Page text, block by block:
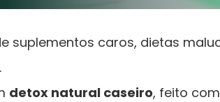
suplementos caros, dietas
detox natural caseiro, feito